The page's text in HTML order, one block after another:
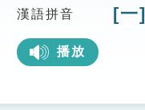
漢語拼音 [一
播放